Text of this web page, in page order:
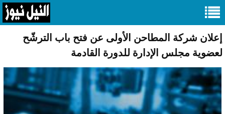
إعلان شركة المطاحن الأولى عن فتح باب الترشّح
لعضوية مجلس الإدارة للدورة القادمة